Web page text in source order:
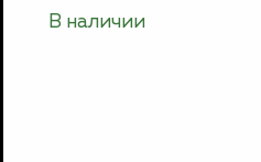
В наличии